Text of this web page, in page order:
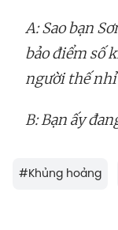
A: Sao bạn
bảo điểm số
người thế
B: Bạn ấy
#Khủng hoảng